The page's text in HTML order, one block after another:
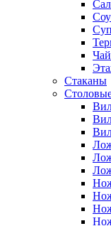
Стаканы